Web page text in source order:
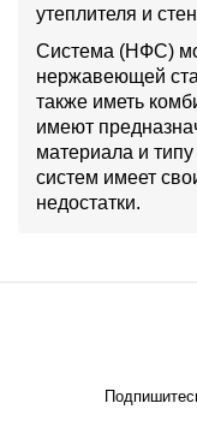
утеплителя и
Система (НФС)
нержавеющей
также иметь
имеют
материала и
систем имеет
недостатки.